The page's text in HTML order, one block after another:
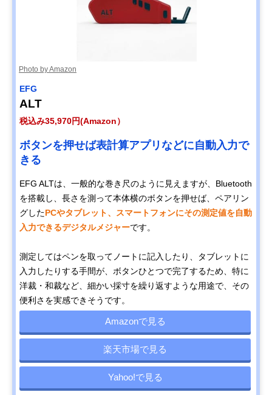
Photo by Amazon
EFG
ALT
税込み35,970円(Amazon）
ボタンを押せば表計算アプリなどに自動入力で
きる
EFG ALTは、一般的な巻き尺のように見えますが、Bluetooth
を搭載し、長さを測って本体横のボタンを押せば、ペアリン
グしたPCやタブレット、スマートフォンにその測定値を自動
入力できるデジタルメジャーです。
測定してはペンを取ってノートに記入したり、タブレットに
入力したりする手間が、ボタンひとつで完了するため、特に
洋裁・和裁など、細かい採寸を繰り返すような用途で、その
便利さを実感できそうです。
Amazonで見る
楽天市場で見る
Yahoo!で見る